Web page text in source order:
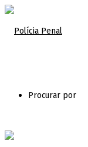
Procurar por